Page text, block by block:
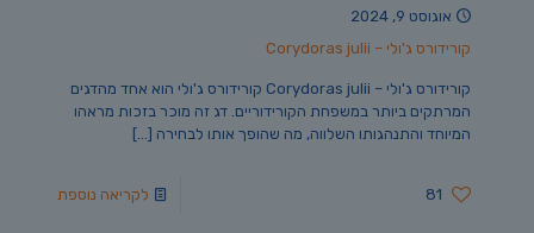
אוגוסט 9, 2024
קורידורס ג'ולי – Corydoras julii
קורידורס ג'ולי – Corydoras julii קורידורס ג'ולי הוא אחד מהדגים
המרתקים ביותר במשפחת הקורידוריים. דג זה מוכר בזכות מראהו
המיוחד והתנהגותו השלווה, מה שהופך אותו לבחירה […]
81 לקריאה נוספת